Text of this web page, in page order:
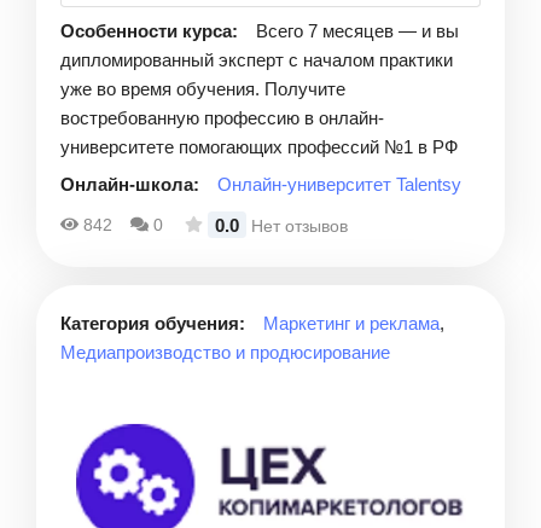
Особенности курса:
Всего 7 месяцев — и вы
дипломированный эксперт с началом практики
уже во время обучения. Получите
востребованную профессию в онлайн-
университете помогающих профессий №1 в РФ
Онлайн-школа:
Онлайн-университет Talentsy
842 0 0.0 Нет отзывов
Категория обучения: Маркетинг и реклама,
Медиапроизводство и продюсирование